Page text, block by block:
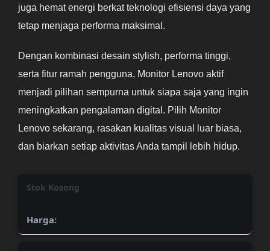
juga hemat energi berkat teknologi efisiensi daya yang
tetap menjaga performa maksimal.
Dengan kombinasi desain stylish, performa tinggi,
serta fitur ramah pengguna, Monitor Lenovo aktif
menjadi pilihan sempurna untuk siapa saja yang ingin
meningkatkan pengalaman digital. Pilih Monitor
Lenovo sekarang, rasakan kualitas visual luar biasa,
dan biarkan setiap aktivitas Anda tampil lebih hidup.
Stok Kosong